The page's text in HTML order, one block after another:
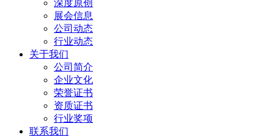
深度原创
展会信息
公司动态
行业动态
关于我们
公司简介
企业文化
荣誉证书
资质证书
行业奖项
联系我们